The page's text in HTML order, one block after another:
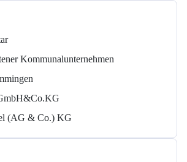
Kommunalunternehmen
(AG & Co.) KG